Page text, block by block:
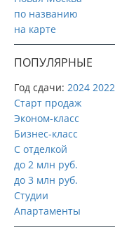
по названию
на карте
ПОПУЛЯРНЫЕ
Год сдачи: 2024 2022
Старт продаж
Эконом-класс
Бизнес-класс
С отделкой
до 2 млн руб.
до 3 млн руб.
Студии
Апартаменты